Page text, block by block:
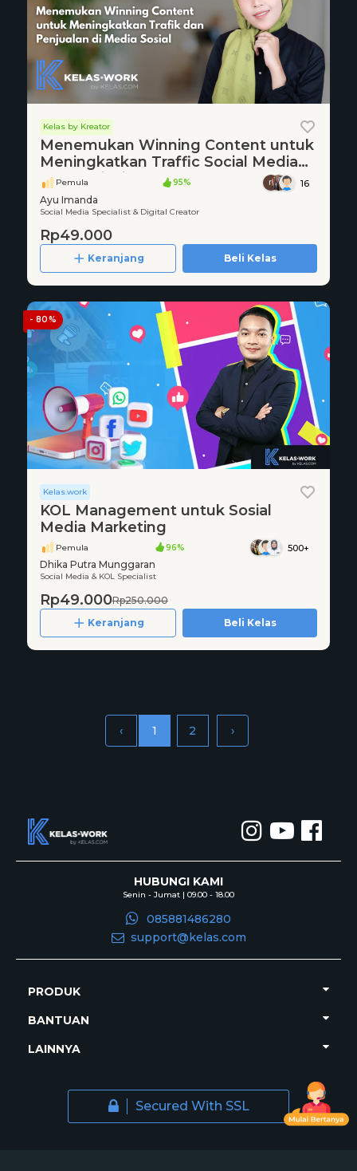
Kelas by Kreator
Menemukan Winning Content untuk
Meningkatkan Traffic Social Media
Untuk Bisnis & UMKM
Pemula 95% 16
Ayu Imanda
Social Media Specialist & Digital Creator
Rp49.000
Keranjang Beli Kelas
- 80%
Kelas.work
KOL Management untuk Sosial
Media Marketing
Pemula 96% 500+
Dhika Putra Munggaran
Social Media & KOL Specialist
Rp49.000Rp250.000
Keranjang
Beli Kelas
‹ 1 2 ›
HUBUNGI KAMI
Senin - Jumat | 09.00 - 18.00
085881486280
support@kelas.com
PRODUK
BANTUAN
LAINNYA
Secured With SSL